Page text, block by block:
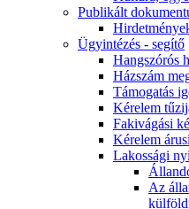
Publikált
Ügyintézés - segítő
Hangszórós
Házszám
Támogatás
Kérelem
Fakivágási
Kérelem
Lakossági
Az